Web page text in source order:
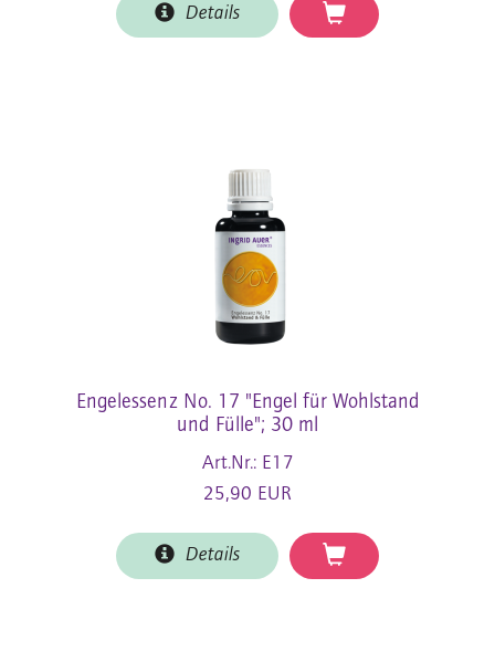
Details
Engelessenz No. 17 "Engel für Wohlstand
und Fülle"; 30 ml
Art.Nr.: E17
25,90 EUR
Details